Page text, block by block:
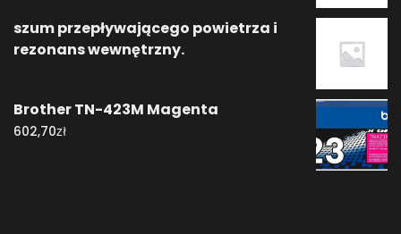
szum przepływającego powietrza i
rezonans wewnętrzny.
Brother TN-423M Magenta
602,70zł